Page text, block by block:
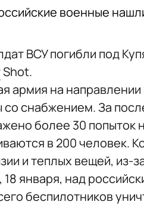
военные
ВСУ погибли под
Shot.
армия на
со снабжением. За
более 30 попыток
в 200 человек.
и теплых вещей, из-
18 января, над
беспилотников